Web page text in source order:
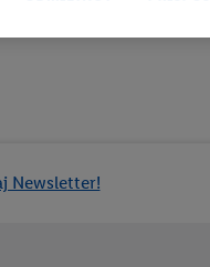
Newsletter!
alebo používanie
identifikátorov/
Ďalšie informácie vrátane
účinnosťou do budúcnosti